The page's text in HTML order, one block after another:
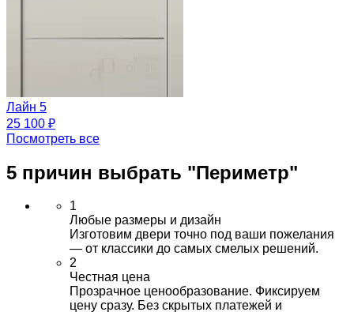
Лайн 5
25 100 ₽
Посмотреть все
5 причин выбрать "Периметр"
1
Любые размеры и дизайн
Изготовим двери точно под ваши пожелания
— от классики до самых смелых решений.
2
Честная цена
Прозрачное ценообразование. Фиксируем
цену сразу. Без скрытых платежей и